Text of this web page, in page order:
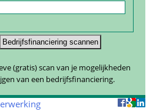
(gratis) scan van je mogelijkheden
van een bedrijfsfinanciering.